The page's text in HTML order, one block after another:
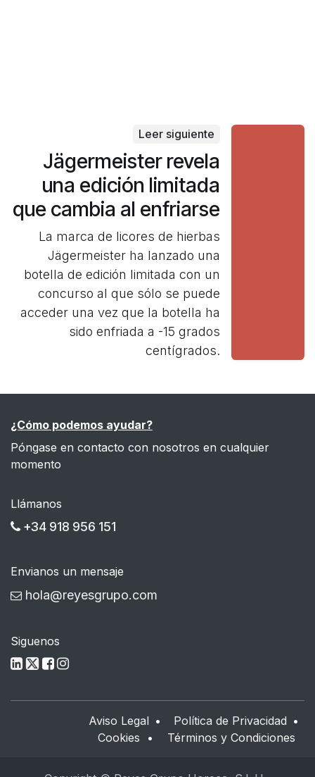
Leer siguiente
Jägermeister revela
una edición limitada
que cambia al enfriarse
La marca de licores de hierbas
Jägermeister ha lanzado una
botella de edición limitada con un
concurso al que sólo se puede
acceder una vez que la botella ha
sido enfriada a -15 grados
centígrados.
¿Cómo podemos ayudar?
Póngase en contacto con nosotros en cualquier
momento
Llámanos
+34 918 956 151
Envianos un mensaje
hola@reyesgrupo.com
Siguenos
Aviso Legal • Política de Privacidad •
Cookies • Términos y Condiciones